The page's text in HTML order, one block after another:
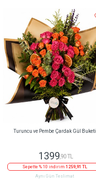
Turuncu ve Pembe Çardak Gül Buketi
1399,90 TL
Sepette % 10 indirim 1259,91 TL
Aynı Gün Teslimat